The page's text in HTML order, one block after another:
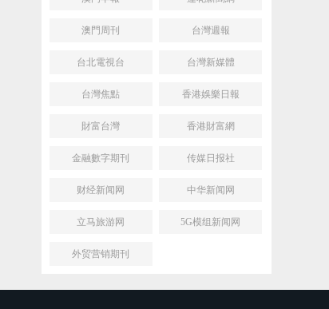
澳門周刊 台灣週報
台北電視台 台灣新媒體
台灣焦點 香港娛樂日報
財富台灣 香港財富網
金融數字期刊 传媒日报社
财经新闻网 中华新闻网
立马旅游网 5G模组新闻网
外贸营销期刊